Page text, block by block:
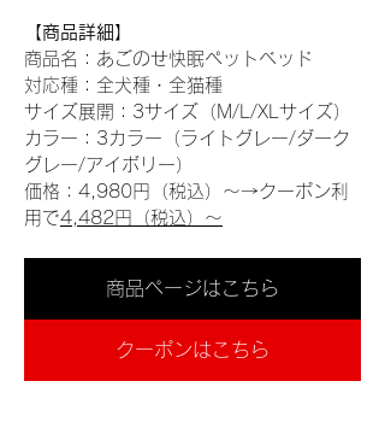
【商品詳細】
商品名：あごのせ快眠ペットベッド
対応種：全犬種・全猫種
サイズ展開：3サイズ（M/L/XLサイズ）
カラー：3カラー（ライトグレー/ダーク
グレー/アイボリー）
価格：4,980円（税込）〜→クーポン利
用で4,482円（税込）〜
商品ページはこちら
クーポンはこちら